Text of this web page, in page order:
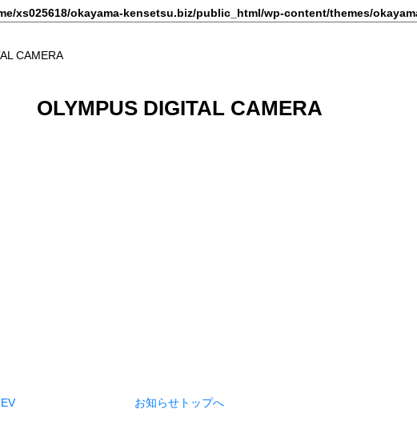
xs025618/okayama-kensetsu.biz/public_html/wp-content/themes/
CAMERA
OLYMPUS DIGITAL CAMERA
お知らせトップへ